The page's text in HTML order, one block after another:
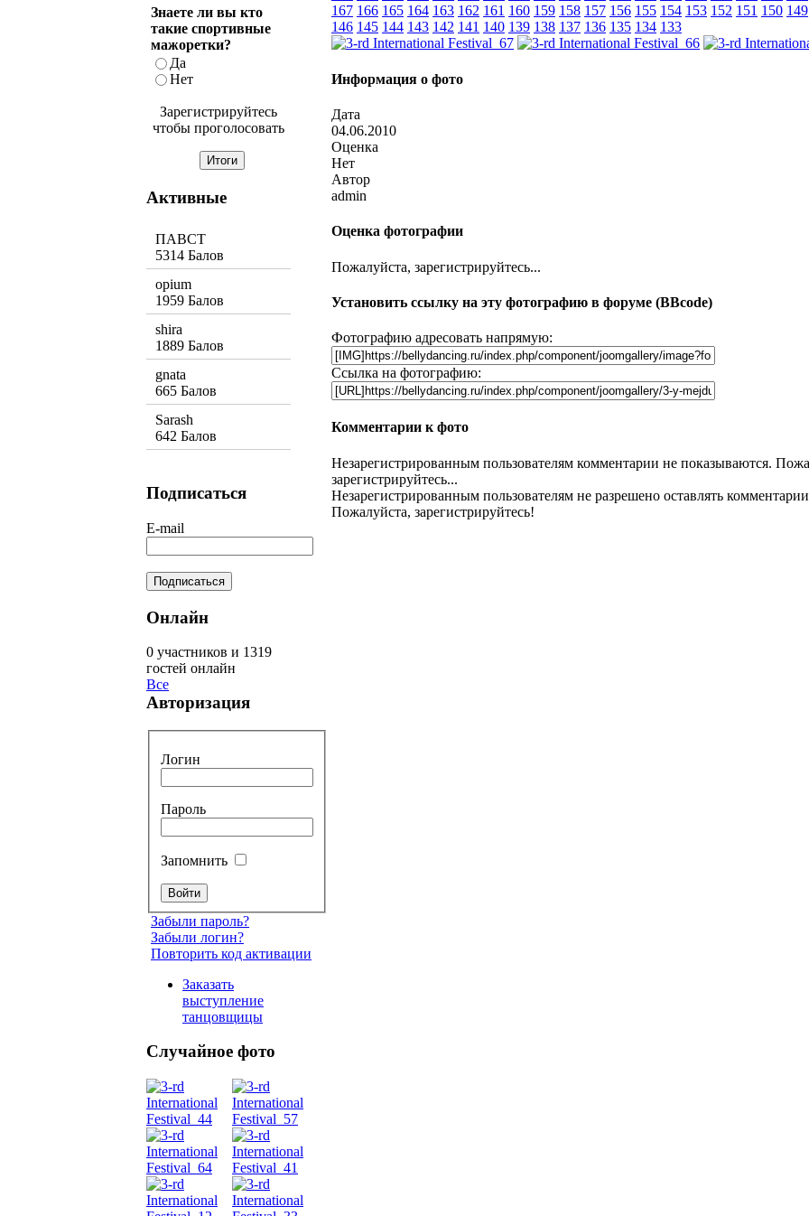
167 166 165 164 163 162 161 160 159 158 157 156 155 154 153 152 151 150 149
146 145 144 143 142 141 140 139 138 137 136 135 134 133
Информация о фото
Дата
04.06.2010
Оценка
Нет
Автор
admin
Оценка фотографии
Пожалуйста, зарегистрируйтесь...
Установить ссылку на эту фотографию в форуме (BBcode)
Фотографию адресовать напрямую:
Ссылка на фотографию:
Комментарии к фото
Незарегистрированным пользователям комментарии не показываются.
зарегистрируйтесь...
Незарегистрированным пользователям не разрешено оставлять
Пожалуйста, зарегистрируйтесь!
Знаете ли вы кто
такие спортивные
мажоретки?
Да
Нет
Зарегистрируйтесь
чтобы проголосовать
Активные
ПАВСТ
5314 Балов
opium
1959 Балов
shira
1889 Балов
gnata
665 Балов
Sarash
642 Балов
Подписаться
E-mail
Онлайн
0 участников и 1319
гостей онлайн
Все
Авторизация
Логин
Пароль
Запомнить
Забыли пароль?
Забыли логин?
Повторить код активации
Заказать
выступление
танцовщицы
Случайное фото